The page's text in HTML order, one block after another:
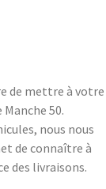
de mettre à votre
50.
nous nous
de connaître à
des livraisons.